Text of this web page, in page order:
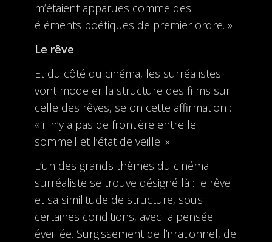
m’étaient apparues comme des
éléments poétiques de premier ordre. »
Le rêve
Et du côté du cinéma, les surréalistes
vont modeler la structure des films sur
celle des rêves, selon cette affirmation :
« il n’y a pas de frontière entre le
sommeil et l’état de veille. »
L’un des grands thèmes du cinéma
surréaliste se trouve désigné là : le rêve
et sa similitude de structure, sous
certaines conditions, avec la pensée
éveillée. Surgissement de l’irrationnel, de